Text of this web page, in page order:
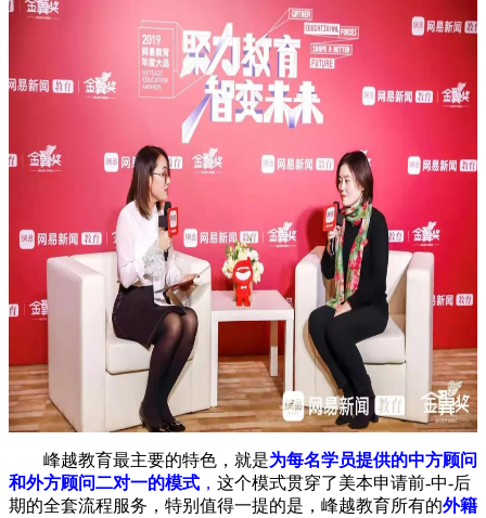
峰越教育最主要的特色，就是为每名学员提供的中方顾问
和外方顾问二对一的模式 ， 这个模式贯穿了美本申请前-中-后
期的全套流程服务，特别值得一提的是，峰越教育所有的外籍